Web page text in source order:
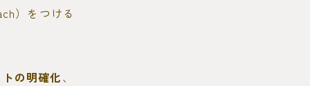
）をつける
の明確化、